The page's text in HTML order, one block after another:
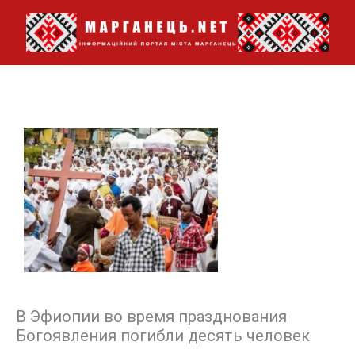
Перейти
вмісту
В Эфиопии во время празднования
Богоявления погибли десять человек